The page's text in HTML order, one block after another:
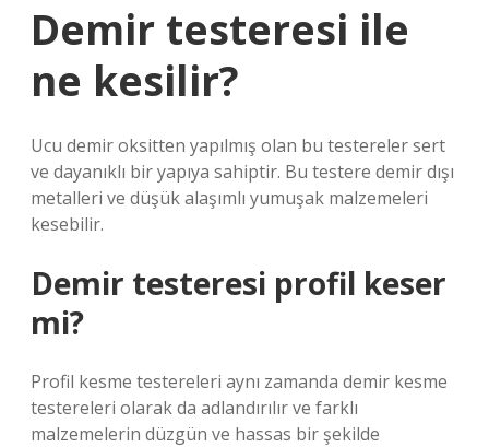
Demir testeresi ile
ne kesilir?
Ucu demir oksitten yapılmış olan bu testereler sert
ve dayanıklı bir yapıya sahiptir. Bu testere demir dışı
metalleri ve düşük alaşımlı yumuşak malzemeleri
kesebilir.
Demir testeresi profil keser
mi?
Profil kesme testereleri aynı zamanda demir kesme
testereleri olarak da adlandırılır ve farklı
malzemelerin düzgün ve hassas bir şekilde